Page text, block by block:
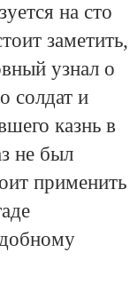
на сто
заметить,
узнал о
солдат и
казнь в
не был
применить